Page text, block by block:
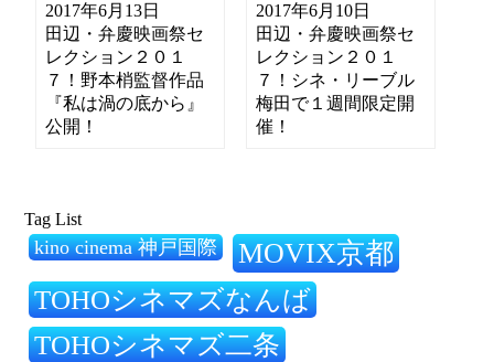
2017年6月13日
田辺・弁慶映画祭セ
レクション２０１
７！野本梢監督作品
『私は渦の底から』
公開！
2017年6月10日
田辺・弁慶映画祭セ
レクション２０１
７！シネ・リーブル
梅田で１週間限定開
催！
Tag List
kino cinema 神戸国際 MOVIX京都
TOHOシネマズなんば
TOHOシネマズ二条